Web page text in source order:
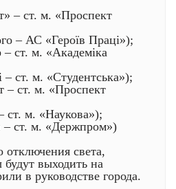
– ст. м. «Проспект
– АС «Героїв Праці»);
ст. м. «Академіка
– ст. м. «Студентська»);
– ст. м. «Проспект
м. «Наукова»);
ст. м. «Держпром»)
отключения света,
выходить на
в руководстве города.